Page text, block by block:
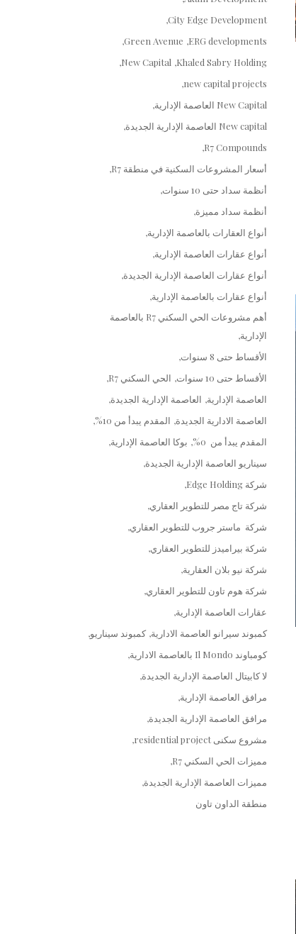
City Edge Development
ERG developments
Green Avenue
Khaled Sabry Holding
New Capital
new capital projects
New Capital العاصمة الإدارية
New capital العاصمة الإدارية الجديدة
R7 Compounds
أسعار المشروعات السكنية في منطقة R7
أنظمة سداد حتى 10 سنوات
أنظمة سداد مميزة
أنواع العقارات بالعاصمة الإدارية
أنواع عقارات العاصمة الإدارية
أنواع عقارات العاصمة الإدارية الجديدة
أنواع عقارات بالعاصمة الإدارية
أهم مشروعات الحي السكني R7 بالعاصمة
الإدارية
الأقساط حتى 8 سنوات
الأقساط حتى 10 سنوات
الحي السكني R7
العاصمة الإدارية العاصمة الإدارية الجديدة
العاصمة الادارية الجديدة المقدم يبدأ من 10%
المقدم يبدأ من 0%
بوكا العاصمة الإدارية
سيناريو العاصمة الإدارية الجديدة
شركة Edge Holding
شركة تاج مصر للتطوير العقاري
شركة ماستر جروب للتطوير العقاري
شركة بيراميدز للتطوير العقاري
شركة نيو بلان العقارية
شركة هوم تاون للتطوير العقاري
عقارات العاصمة الإدارية
كمبوند سيرانو العاصمة الادارية كمبوند سيناريو
كومباوند Il Mondo بالعاصمة الادارية
لا كابيتال العاصمة الإدارية الجديدة
مرافق العاصمة الإدارية
مرافق العاصمة الإدارية الجديدة
مشروع سكنى residential project
مميزات الحي السكني R7
مميزات العاصمة الإدارية الجديدة
منطقة الداون تاون